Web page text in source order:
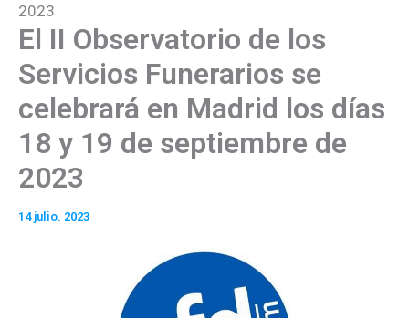
2023
El II Observatorio de los
Servicios Funerarios se
celebrará en Madrid los días
18 y 19 de septiembre de
2023
14 julio. 2023